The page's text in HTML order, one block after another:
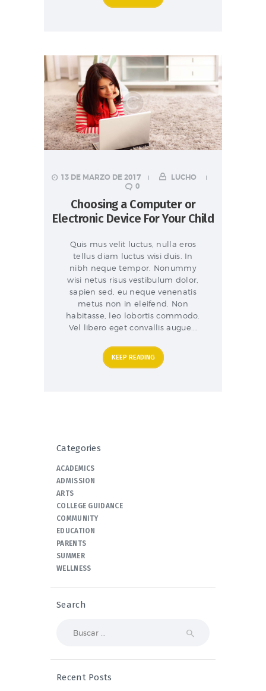
13 DE MARZO DE 2017
LUCHO
0
Choosing a Computer or
Electronic Device For Your Child
Quis mus velit luctus, nulla eros
tellus diam luctus wisi duis. In
nibh neque tempor. Nonummy
wisi netus risus vestibulum dolor,
sapien sed, eu neque venenatis
metus non in eleifend. Non
habitasse, leo lobortis commodo.
Vel libero eget convallis augue.…
KEEP READING
Categories
ACADEMICS
ADMISSION
ARTS
COLLEGE GUIDANCE
COMMUNITY
EDUCATION
PARENTS
SUMMER
WELLNESS
Search
Recent Posts